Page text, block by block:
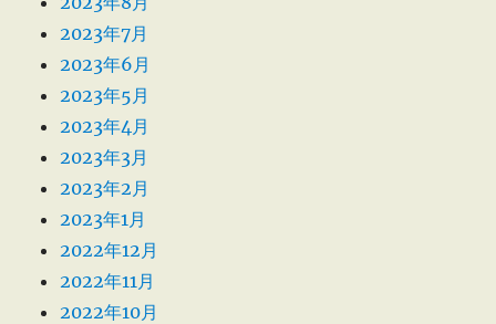
2023年7月
2023年6月
2023年5月
2023年4月
2023年3月
2023年2月
2023年1月
2022年12月
2022年11月
2022年10月